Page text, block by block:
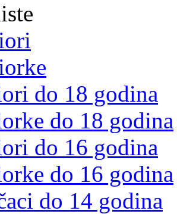
do 18 godina
do 18 godina
do 16 godina
do 16 godina
do 14 godina